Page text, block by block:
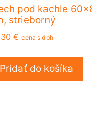
pod kachle
strieborný
€ cena s dph
Pridať do košíka